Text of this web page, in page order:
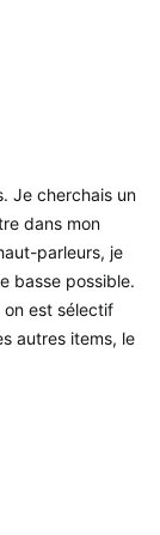
Je cherchais un
dans mon
parleurs, je
basse possible.
est sélectif
autres items, le